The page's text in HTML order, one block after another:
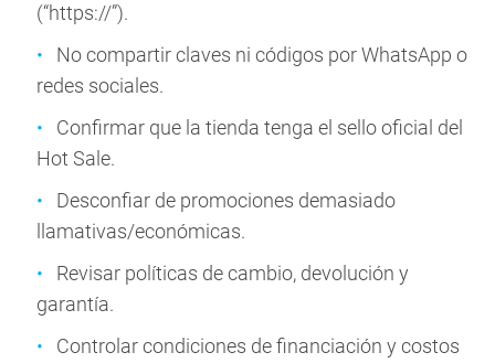
(“https://”).
No compartir claves ni códigos por WhatsApp o
redes sociales.
Confirmar que la tienda tenga el sello oficial del
Hot Sale.
Desconfiar de promociones demasiado
llamativas/económicas.
Revisar políticas de cambio, devolución y
garantía.
Controlar condiciones de financiación y costos